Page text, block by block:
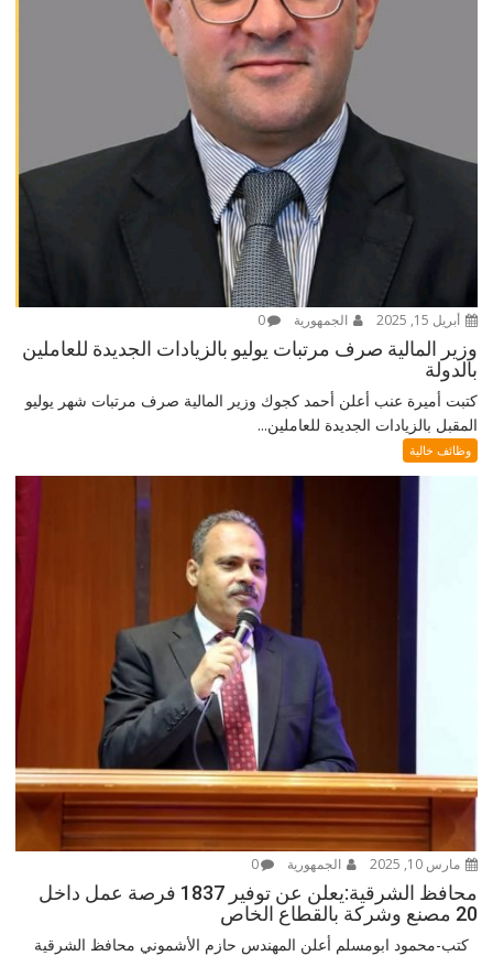
أبريل 15, 2025 الجمهورية 0
وزير المالية صرف مرتبات يوليو بالزيادات الجديدة للعاملين
بالدولة
كتبت أميرة عنب أعلن أحمد كجوك وزير المالية صرف مرتبات شهر يوليو
المقبل بالزيادات الجديدة للعاملين...
وظائف خالية
مارس 10, 2025 الجمهورية 0
محافظ الشرقية:يعلن عن توفير 1837 فرصة عمل داخل
20 مصنع وشركة بالقطاع الخاص
كتب-محمود ابومسلم أعلن المهندس حازم الأشموني محافظ الشرقية